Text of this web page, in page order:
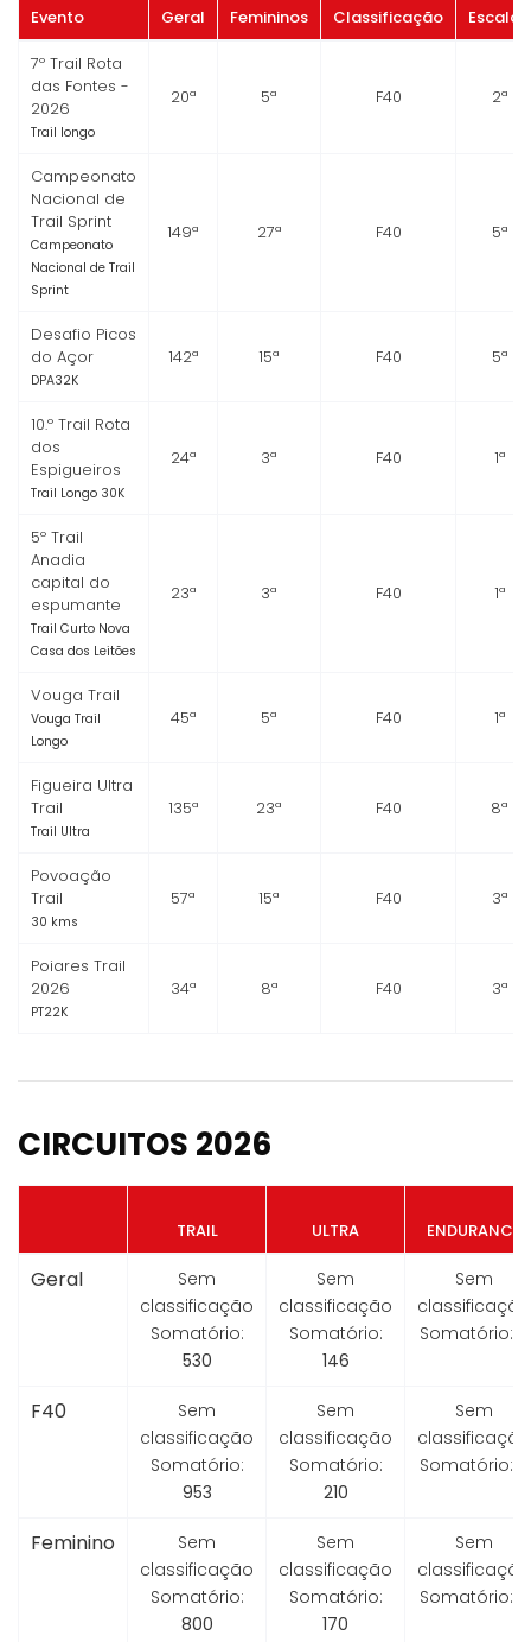
Evento Geral Femininos Classificação Escalão
7º Trail Rota
das Fontes -
2026
Trail longo
20ª 5ª F40 2ª
Campeonato
Nacional de
Trail Sprint
Campeonato
Nacional de Trail
Sprint
149ª 27ª F40 5ª
Desafio Picos
do Açor
DPA32K
142ª 15ª F40 5ª
10.º Trail Rota
dos
Espigueiros
Trail Longo 30K
24ª 3ª F40 1ª
5º Trail
Anadia
capital do
espumante
Trail Curto Nova
Casa dos Leitões
23ª 3ª F40 1ª
Vouga Trail
Vouga Trail
Longo
45ª 5ª F40 1ª
Figueira Ultra
Trail
Trail Ultra
135ª 23ª F40 8ª
Povoação
Trail
30 kms
57ª 15ª F40 3ª
Poiares Trail
2026
PT22K
34ª 8ª F40 3ª
CIRCUITOS 2026
TRAIL ULTRA ENDURANCE
Geral
Sem
classificação
Somatório:
530
Sem
classificação
Somatório:
146
Sem
classificação
Somatório:
F40
Sem
classificação
Somatório:
953
Sem
classificação
Somatório:
210
Sem
classificação
Somatório:
Feminino
Sem
classificação
Somatório:
800
Sem
classificação
Somatório:
170
Sem
classificação
Somatório: